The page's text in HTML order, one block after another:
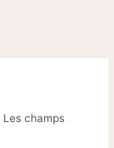
Les champs